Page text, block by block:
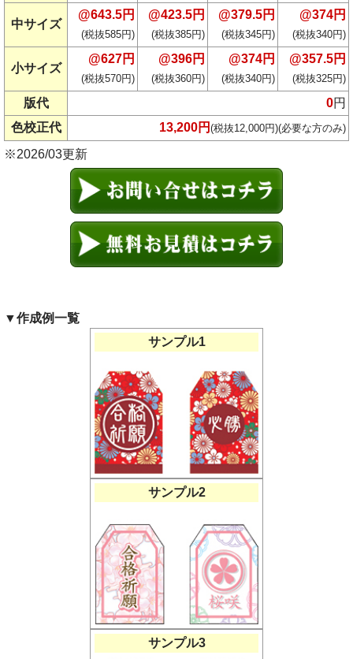
中サイズ
@643.5円
(税抜585円)
@423.5円
(税抜385円)
@379.5円
(税抜345円)
@374円
(税抜340円)
小サイズ
@627円
(税抜570円)
@396円
(税抜360円)
@374円
(税抜340円)
@357.5円
(税抜325円)
版代 0円
色校正代
13,200円 (税抜12,000円)(必要な方のみ)
※2026/03更新
▼作成例一覧
サンプル1
サンプル2
サンプル3